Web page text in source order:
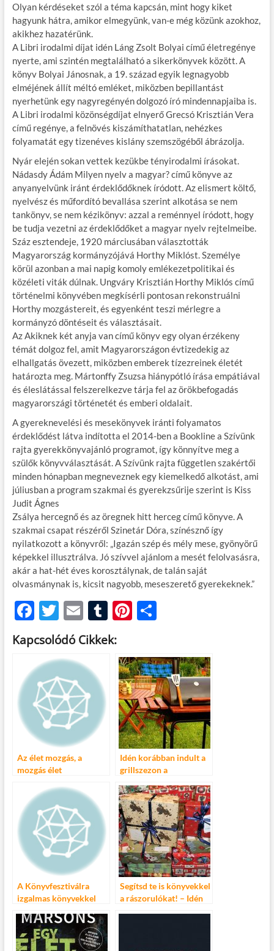
Olyan kérdéseket szól a téma kapcsán, mint hogy kiket
hagyunk hátra, amikor elmegyünk, van-e még közünk azokhoz,
akikhez hazatérünk.
A Libri irodalmi díjat idén Láng Zsolt Bolyai című életregénye
nyerte, ami szintén megtalálható a sikerkönyvek között. A
könyv Bolyai Jánosnak, a 19. század egyik legnagyobb
elméjének állít méltó emléket, miközben bepillantást
nyerhetünk egy nagyregényén dolgozó író mindennapjaiba is.
A Libri irodalmi közönségdíjat elnyerő Grecsó Krisztián Vera
című regénye, a felnövés kiszámíthatatlan, nehézkes
folyamatát egy tizenéves kislány szemszögéből ábrázolja.
Nyár elején sokan vettek kezükbe tényirodalmi írásokat.
Nádasdy Ádám Milyen nyelv a magyar? című könyve az
anyanyelvünk iránt érdeklődőknek íródott. Az elismert költő,
nyelvész és műfordító bevallása szerint alkotása se nem
tankönyv, se nem kézikönyv: azzal a reménnyel íródott, hogy
be tudja vezetni az érdeklődőket a magyar nyelv rejtelmeibe.
Száz esztendeje, 1920 márciusában választották
Magyarország kormányzójává Horthy Miklóst. Személye
körül azonban a mai napig komoly emlékezetpolitikai és
közéleti viták dúlnak. Ungváry Krisztián Horthy Miklós című
történelmi könyvében megkísérli pontosan rekonstruálni
Horthy mozgástereit, és egyenként teszi mérlegre a
kormányzó döntéseit és választásait.
Az Akiknek két anyja van című könyv egy olyan érzékeny
témát dolgoz fel, amit Magyarországon évtizedekig az
elhallgatás övezett, miközben emberek tízezreinek életét
határozta meg. Mártonffy Zsuzsa hiánypótló írása empátiával
és éleslátással felszerelkezve tárja fel az örökbefogadás
magyarországi történetét és emberi oldalait.
A gyereknevelési és mesekönyvek iránti folyamatos
érdeklődést látva indította el 2014-ben a Bookline a Szívünk
rajta gyerekkönyvajánló programot, így könnyítve meg a
szülők könyvválasztását. A Szívünk rajta független szakértői
minden hónapban megneveznek egy kiemelkedő alkotást, ami
júliusban a program szakmai és gyerekzsűrije szerint is Kiss
Judit Ágnes
Zsálya hercegnő és az öregnek hitt herceg című könyve. A
szakmai csapat részéről Szinetár Dóra, színésznő így
nyilatkozott a könyvről: „Igazán szép és mély mese, gyönyörű
képekkel illusztrálva. Jó szívvel ajánlom a mesét felolvasásra,
akár a hat-hét éves korosztálynak, de talán saját
olvasmánynak is, kicsit nagyobb, meseszerető gyerekeknek.”
F
ac
e
b
o
o
k
T
w
itt
er
E
m
ail
T
u
m
bl
Pi
es
t
O
m
e
g
Kapcsolódó Cikkek:
Az élet mozgás, a
mozgás élet
Idén korábban indult a
grillszezon a
A Könyvfesztiválra
izgalmas könyvekkel
Segítsd te is könyvekkel
a rászorulókat! – Idén